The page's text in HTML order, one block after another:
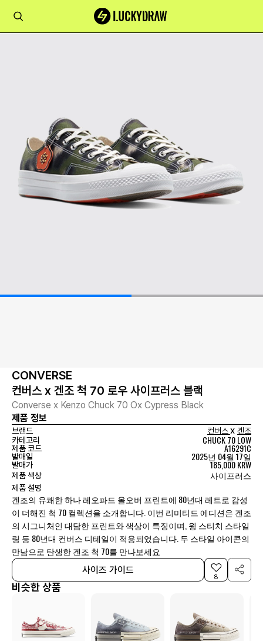
CONVERSE
컨버스 x 겐조 척 70 로우 사이프러스 블랙
Converse x Kenzo Chuck 70 Ox Cypress Black
제품 정보
브랜드 컨버스x 겐조
카테고리
CHUCK 70 LOW
제품 코드 A16291C
발매일 2025년 04월 17일
발매가 185,000 KRW
제품 색상 사이프러스
제품 설명
겐조의 유쾌한 하나 레오파드 올오버 프린트에 80년대 레트로 감성
이 더해진 척 70 컬렉션을 소개합니다. 이번 리미티드 에디션은 겐조
의 시그니처인 대담한 프린트와 색상이 특징이며, 윙 스티치 스타일
링 등 80년대 컨버스 디테일이 적용되었습니다. 두 스타일 아이콘의
만남으로 탄생한 겐조 척 70를 만나보세요
사이즈 가이드
8
비슷한 상품